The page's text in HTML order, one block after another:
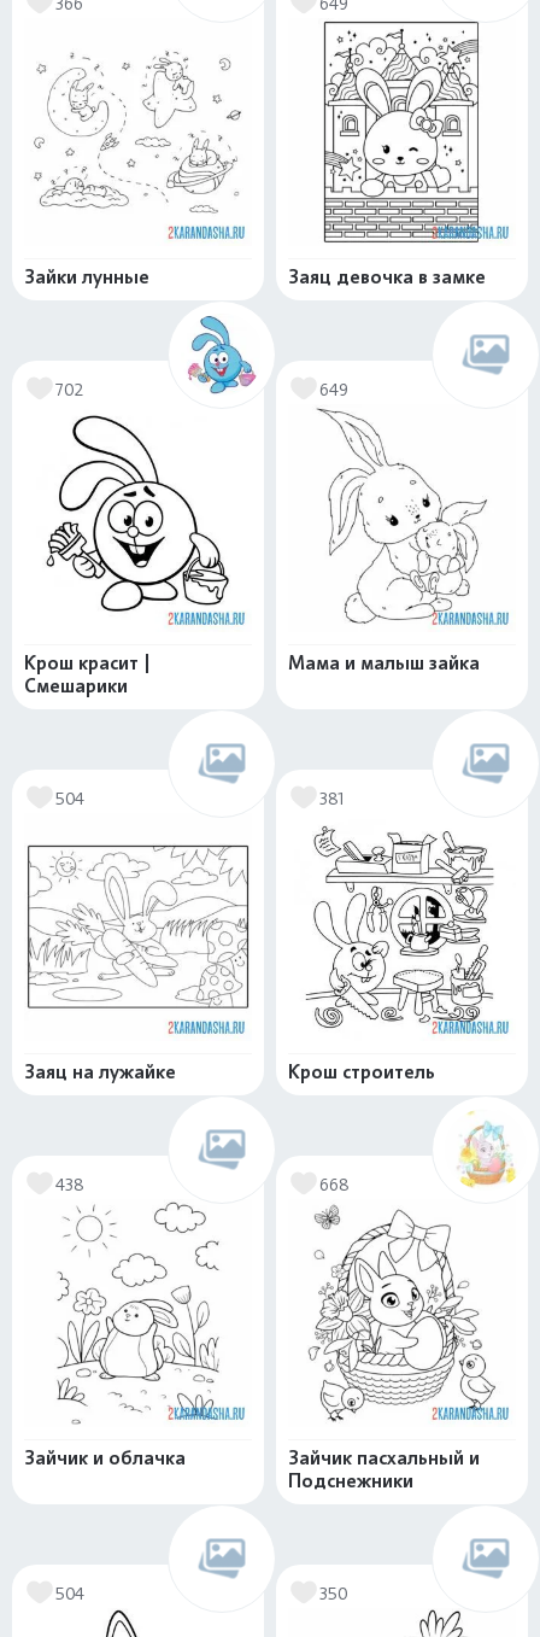
Зайки лунные Заяц девочка в замке
702
Крош красит |
Смешарики
649
Мама и малыш зайка
504
Заяц на лужайке
381
Крош строитель
438
Зайчик и облачка
668
Зайчик пасхальный и
Подснежники
504 350